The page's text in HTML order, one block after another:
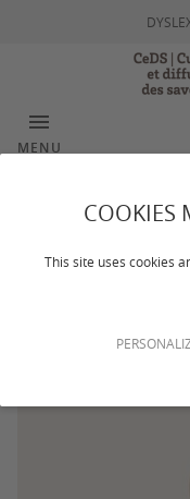
COOKIES
This site uses cookies
MENU
Camille